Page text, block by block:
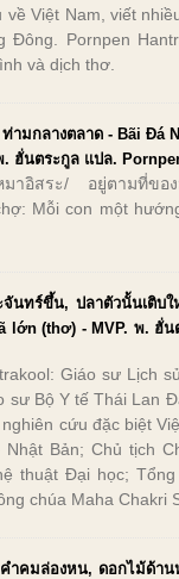
Việt Nam, viết
Đông. Pornpen
và dịch thơ.
มกลางตลาด - Bãi Đá
ฮั่นตระกูล แปล.
าอิสระ/ อยู่ตามที่ขอ
Mỗi con một
นทร์ขึ้น, ปลาตัวนั้นเติบ
lớn (thơ) - MVP. พ. ฮั่
Giáo sư Lịch
sư Bộ Y tế Thái Lan
cứu đặc biệt
Bản; Chủ tịch
thuật Đại học;
chúa Maha Chakri
คำคมล่องหน, ดอกไม้ด้า